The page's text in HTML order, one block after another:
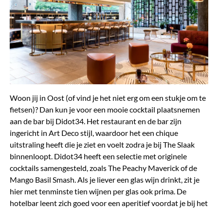
Woon jij in Oost (of vind je het niet erg om een stukje om te
fietsen)? Dan kun je voor een mooie cocktail plaatsnemen
aan de bar bij Didot34. Het restaurant en de bar zijn
ingericht in Art Deco stijl, waardoor het een chique
uitstraling heeft die je ziet en voelt zodra je bij The Slaak
binnenloopt. Didot34 heeft een selectie met originele
cocktails samengesteld, zoals The Peachy Maverick of de
Mango Basil Smash. Als je liever een glas wijn drinkt, zit je
hier met tenminste tien wijnen per glas ook prima. De
hotelbar leent zich goed voor een aperitief voordat je bij het